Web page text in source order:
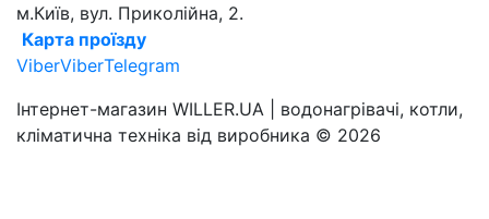
м.Київ, вул. Приколійна, 2.
Карта проїзду
ViberViberTelegram
Інтернет-магазин WILLER.UA | водонагрівачі, котли,
кліматична техніка від виробника © 2026